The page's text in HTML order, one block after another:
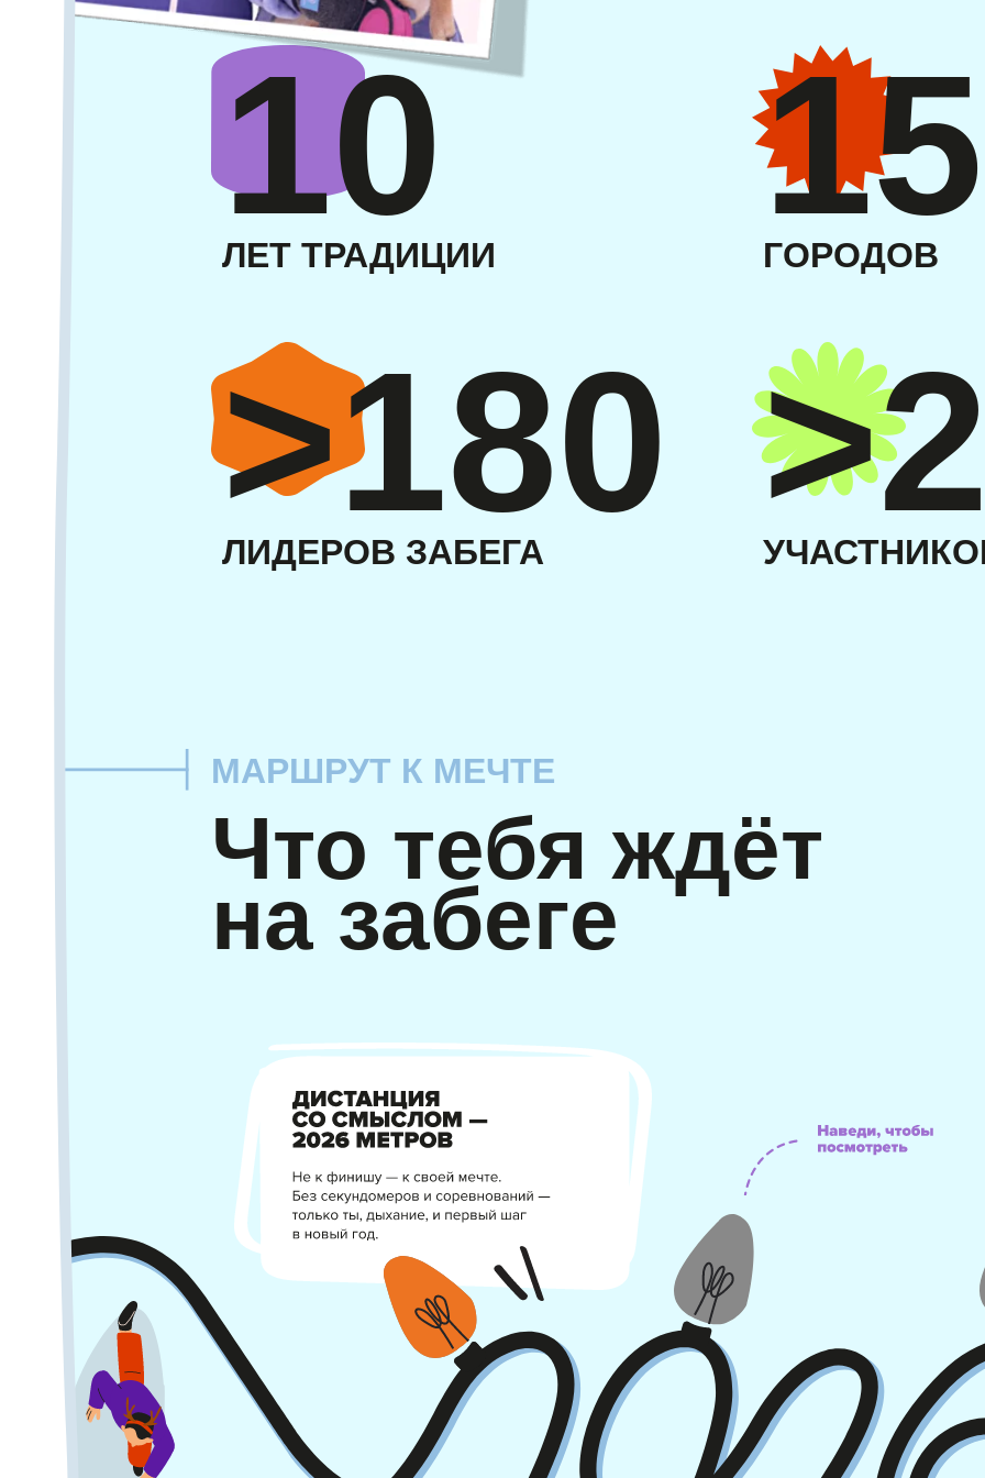
ЛЕТ ТРАДИЦИИ
10
ЛИДЕРОВ ЗАБЕГА
>180
ГОРОДОВ
МАРШРУТ К МЕЧТЕ
Что тебя ждёт
на забеге